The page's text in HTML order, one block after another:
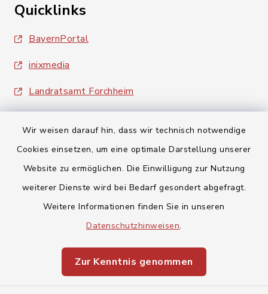
Wir weisen darauf hin, dass wir technisch notwendige
Cookies einsetzen, um eine optimale Darstellung unserer
Website zu ermöglichen. Die Einwilligung zur Nutzung
weiterer Dienste wird bei Bedarf gesondert abgefragt.
Weitere Informationen finden Sie in unseren
Datenschutzhinweisen.
Zur Kenntnis genommen
Quicklinks
BayernPortal
inixmedia
Landratsamt Forchheim
Barrierefreiheit
Impressum